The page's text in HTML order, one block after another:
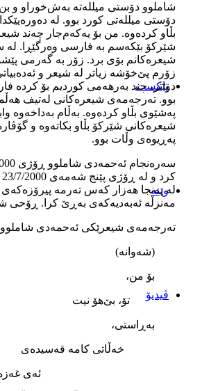
تێکست
وێنه‌
ڤیدیۆ
شاملوو دۆستی ميلله‌ته‌ به‌ش‌خوراو و
دۆستی ميلله‌تی کورد بوو. له‌
بڵاو کرده‌وه‌. من بۆ يه‌که‌م‌جار چه‌ند
شێرکۆ بێکه‌سم به‌ فارسی وه‌رگێڕا. له‌
شيعره‌کانم بۆی برد. زۆر به‌ گه‌رمی
زۆرم پێ‌خۆشه‌ زياتر له‌ شيعر و
دواتر، چند به‌رهه‌می کورديم بۆ
بوو. ته‌رجه‌مه‌ی شيعره‌کانی له‌تيف
په‌شێوی بڵاو کرده‌وه‌. به‌ڵام به‌داخه‌وه‌
شيعره‌کانی شێرکۆ بڵاو بکاته‌وه‌ و
په‌ڕيوه‌ی وڵات بوو.
له‌ په‌نجا هه‌زار که‌س ته‌رمه‌
مه‌نزڵه‌ ئه‌به‌ديه‌که‌ی به‌ڕێ کرا. ڕۆحی
ته‌رجه‌مه‌ی شيعرێکی ئه‌حمه‌دی
(شه‌وانه‌)
بۆ من،
تۆ، بێ‌هۆ نيت
به‌ڕاستی،
خه‌ڵاتی کامه‌ قه‌سيده‌ی
ئه‌ی